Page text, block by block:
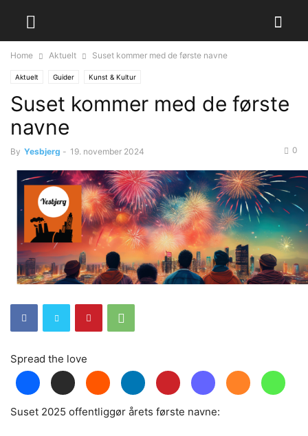
Home Aktuelt Suset kommer med de første navne
Aktuelt Guider Kunst & Kultur
Suset kommer med de første
navne
By Yesbjerg - 19. november 2024 0
Spread the love
Suset 2025 offentliggør årets første navne: